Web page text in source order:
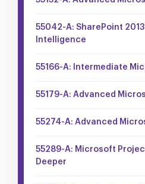
55042-A: SharePoint
Intelligence
55166-A: Intermediate
55179-A: Advanced
55274-A: Advanced
55289-A: Microsoft
Deeper